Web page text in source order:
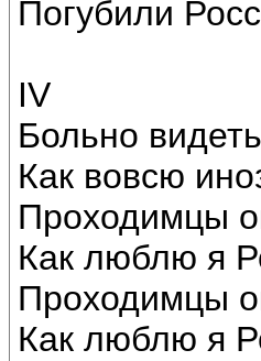
Погубили
IV
Больно
Как вовсю
Проходимцы
Как люблю я
Проходимцы
Как люблю я